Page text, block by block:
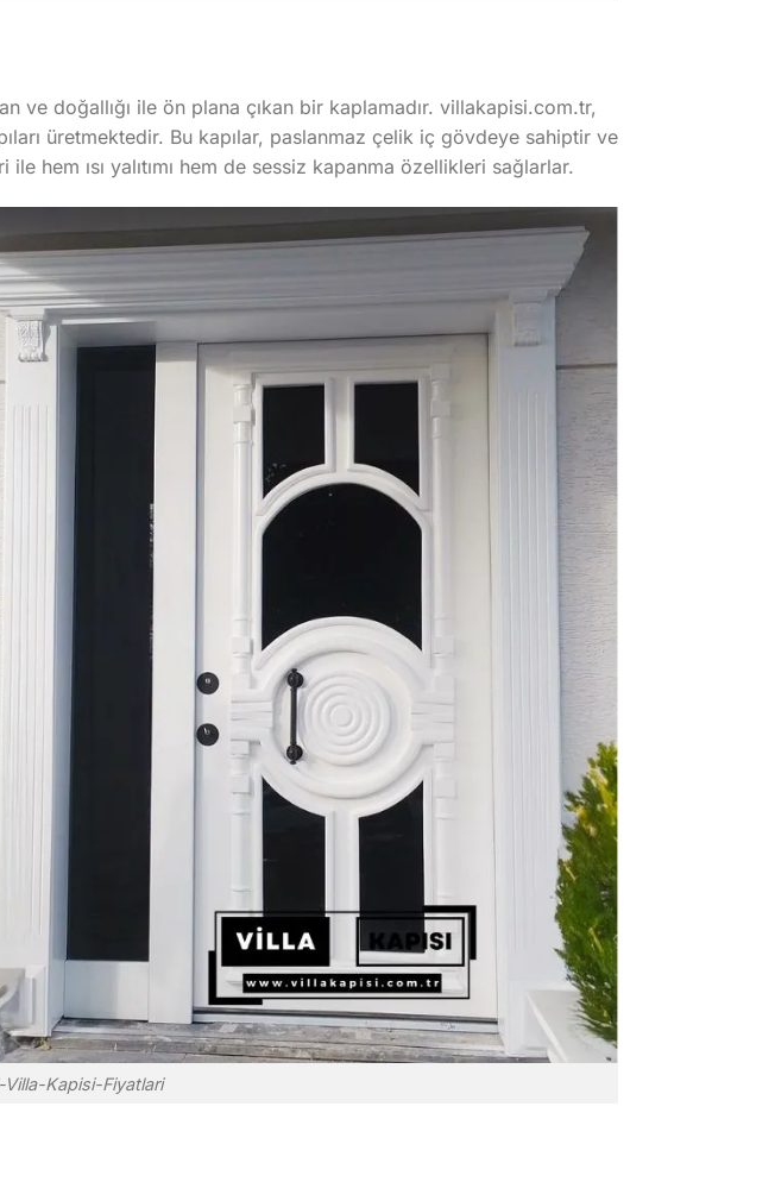
ve doğallığı ile ön plana çıkan bir kaplamadır. villakapisi.com.tr,
üretmektedir. Bu kapılar, paslanmaz çelik iç gövdeye sahiptir ve
hem ısı yalıtımı hem de sessiz kapanma özellikleri sağlarlar.
Kapisi-Fiyatlari